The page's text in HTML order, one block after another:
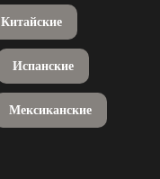
Китайские
Испанские
Мексиканские